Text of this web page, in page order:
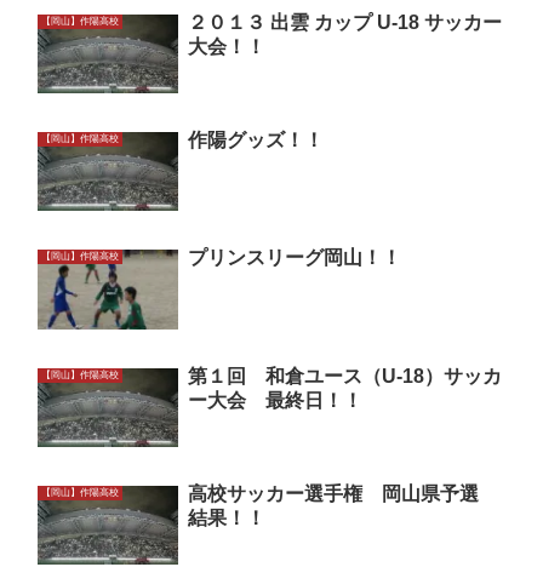
【岡山】作陽高校
２０１３ 出雲 カップ U-18 サッカー
大会！！
【岡山】作陽高校 作陽グッズ！！
【岡山】作陽高校 プリンスリーグ岡山！！
【岡山】作陽高校
第１回 和倉ユース（U-18）サッカ
ー大会 最終日！！
【岡山】作陽高校
高校サッカー選手権 岡山県予選
結果！！